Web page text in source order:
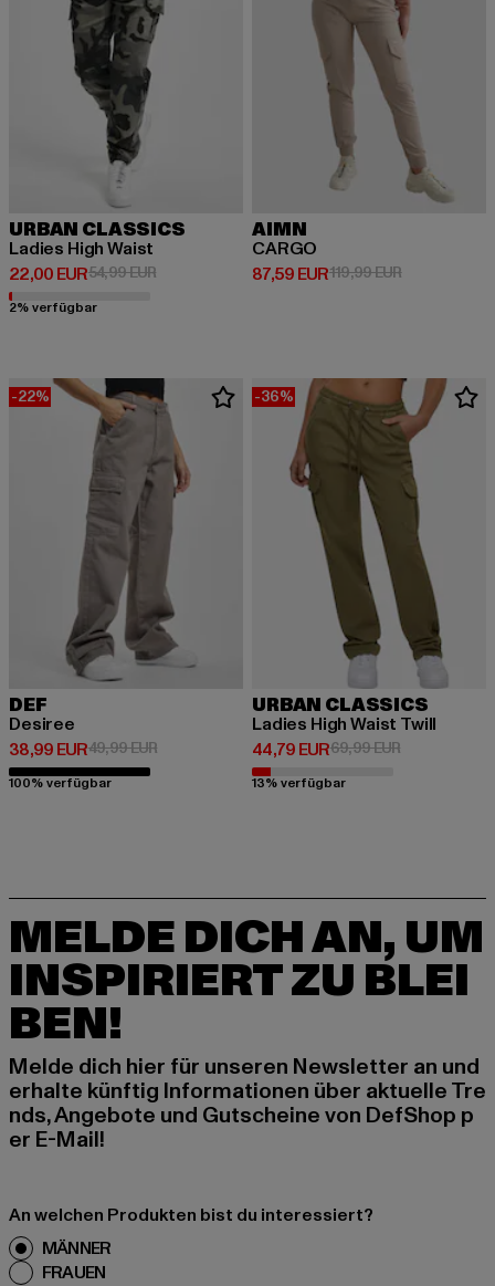
URBAN CLASSICS
Ladies High Waist
22,00 EUR
Derzeitiger Preis: 22,00 EUR
54,99 EURAktionspreis: 54,99 EUR
2% verfügbar
AIMN
CARGO
87,59 EUR
Derzeitiger Preis: 87,59 EUR
119,99 EURAktionspreis:
-22%
DEF
Desiree
38,99 EUR
Derzeitiger Preis: 38,99 EUR
49,99 EURAktionspreis: 49,99 EUR
100% verfügbar
-36%
URBAN CLASSICS
Ladies High Waist Twill
44,79 EUR
Derzeitiger Preis: 44,79 EUR
69,99 EURAktionspreis:
13% verfügbar
MELDE DICH AN, UM
INSPIRIERT ZU BLEI
BEN!
Melde dich hier für unseren Newsletter an und
erhalte künftig Informationen über aktuelle Tre
nds, Angebote und Gutscheine von DefShop p
er E-Mail!
An welchen Produkten bist du interessiert?
MÄNNER
FRAUEN